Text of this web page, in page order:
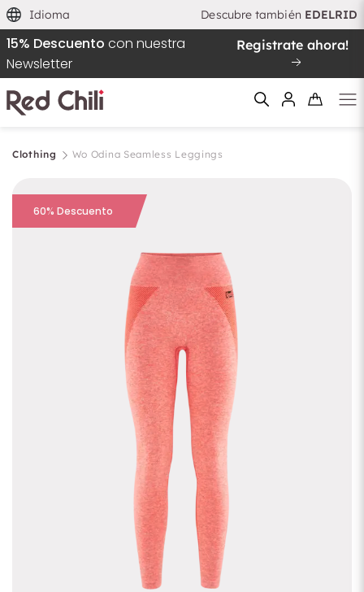
Idioma Descubre también EDELRID
15% Descuento con nuestra
Newsletter
Registrate ahora!
Clothing Wo Odina Seamless Leggings
60% Descuento